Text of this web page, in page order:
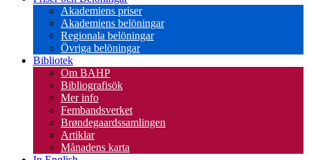
Akademiens priser
Akademiens belöningar
Regionala belöningar
Övriga belöningar
Bibliotek
Om BAHP
Bibliografisök
Mer info
Fembandsverket
Brøndegaardssamlingen
Artiklar
Månadens karta